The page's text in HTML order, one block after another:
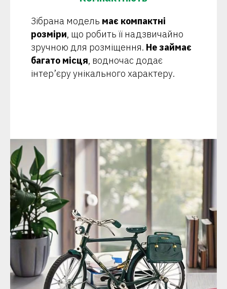
Зібрана модель має компактні
розміри, що робить її надзвичайно
зручною для розміщення. Не займає
багато місця, водночас додає
інтер’єру унікального характеру.